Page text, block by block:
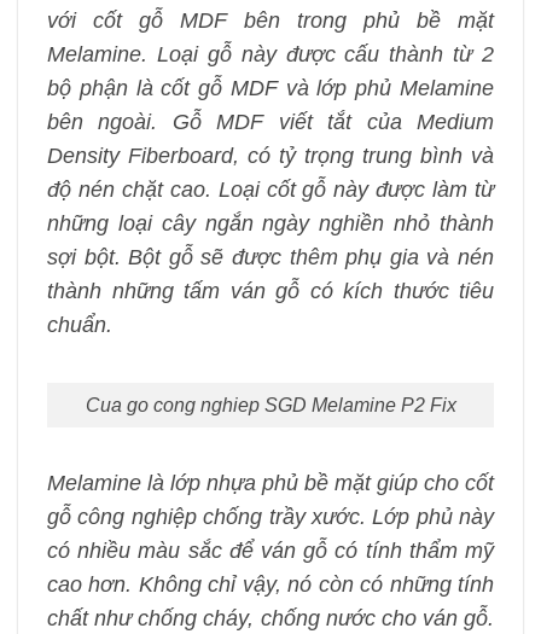
với cốt gỗ MDF bên trong phủ bề mặt
Melamine. Loại gỗ này được cấu thành từ 2
bộ phận là cốt gỗ MDF và lớp phủ Melamine
bên ngoài. Gỗ MDF viết tắt của Medium
Density Fiberboard, có tỷ trọng trung bình và
độ nén chặt cao. Loại cốt gỗ này được làm từ
những loại cây ngắn ngày nghiền nhỏ thành
sợi bột. Bột gỗ sẽ được thêm phụ gia và nén
thành những tấm ván gỗ có kích thước tiêu
chuẩn.
Cua go cong nghiep SGD Melamine P2 Fix
Melamine là lớp nhựa phủ bề mặt giúp cho cốt
gỗ công nghiệp chống trầy xước. Lớp phủ này
có nhiều màu sắc để ván gỗ có tính thẩm mỹ
cao hơn. Không chỉ vậy, nó còn có những tính
chất như chống cháy, chống nước cho ván gỗ.